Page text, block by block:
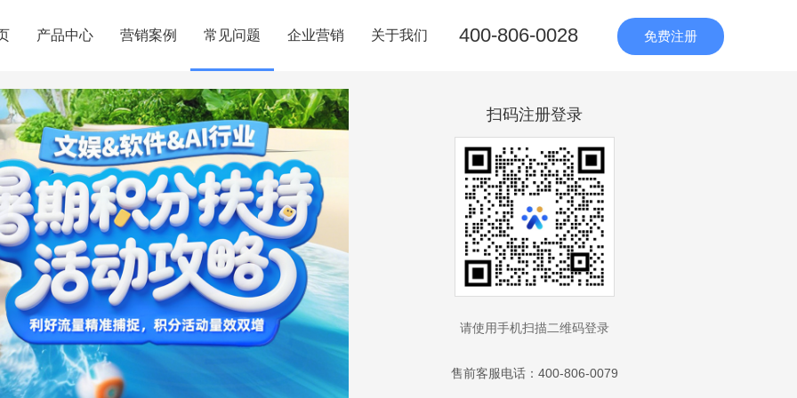
产品中心 营销案例 常见问题 企业营销 关于我们 400-806-0028 免费注册
扫码注册登录
请使用手机扫描二维码登录
售前客服电话：400-806-0079